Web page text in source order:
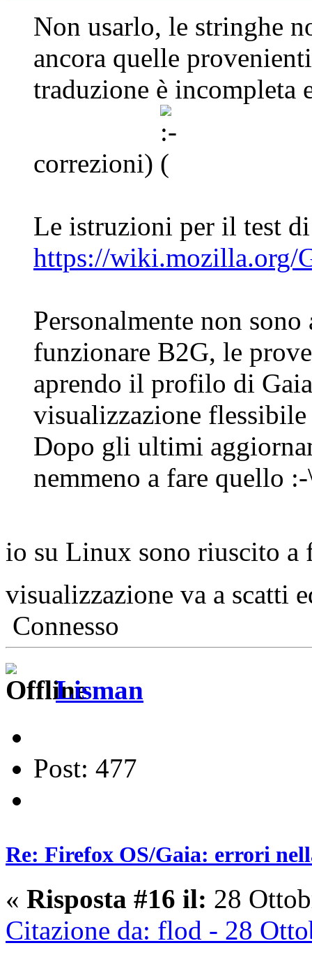
Non usarlo, le stringhe
ancora quelle
traduzione è incompleta
correzioni)
Le istruzioni per il test
https://wiki.mozilla.org/
Personalmente non
funzionare B2G, le
aprendo il profilo di
visualizzazione
Dopo gli ultimi
nemmeno a fare quello
io su Linux sono riuscito a
visualizzazione va a scatti
Connesso
Lisman
Post: 477
Re: Firefox OS/Gaia: errori
« Risposta #16 il: 28
Citazione da: flod - 28